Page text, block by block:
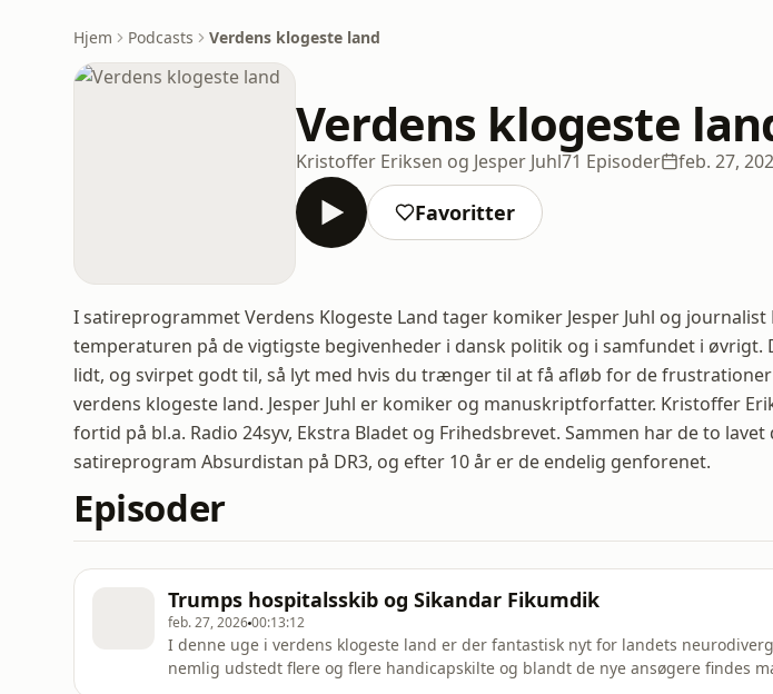
Hjem Podcasts Verdens klogeste land
Verdens klogeste
Kristoffer Eriksen og Jesper Juhl71 Episoder feb. 27,
Favoritter
I satireprogrammet Verdens Klogeste Land tager komiker Jesper Juhl og
temperaturen på de vigtigste begivenheder i dansk politik og i samfundet i øvrigt.
lidt, og svirpet godt til, så lyt med hvis du trænger til at få afløb for de
verdens klogeste land. Jesper Juhl er komiker og manuskriptforfatter. Kristoffer
fortid på bl.a. Radio 24syv, Ekstra Bladet og Frihedsbrevet. Sammen har de to
satireprogram Absurdistan på DR3, og efter 10 år er de endelig genforenet.
Episoder
Trumps hospitalsskib og Sikandar Fikumdik
feb. 27, 202600:13:12
I denne uge i verdens klogeste land er der fantastisk nyt for landets
nemlig udstedt flere og flere handicapskilte og blandt de nye ansøgere findes